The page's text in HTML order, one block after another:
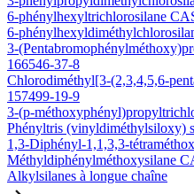
6-phénylhexyltrichlorosilane
6-
3-
166546-37-8
Chlorodiméthyl[3-(2,3,4,5,6-
157499-19-9
3-(p-
Phényltris (vinyldiméthylsiloxy)
1,3-Diphényl-1,1,3,3-
Méthyldiphénylméthoxysilane
Alkylsilanes à longue chaîne